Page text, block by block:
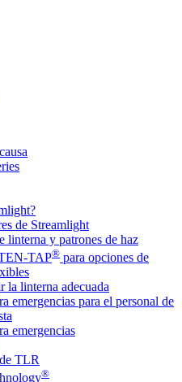
de Streamlight
linterna y patrones de haz
TAP® para opciones de
la linterna adecuada
emergencias para el personal de
emergencias
TLR
®